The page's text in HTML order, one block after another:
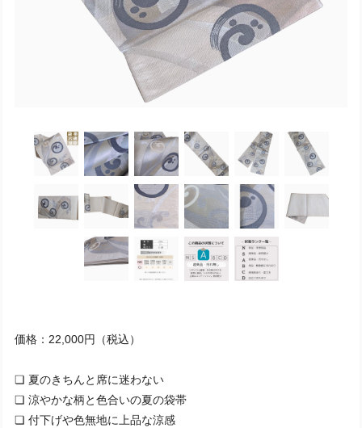
価格：22,000円（税込）
❏ 夏のきちんと席に迷わない
❏ 涼やかな柄と色合いの夏の袋帯
❏ 付下げや色無地に上品な涼感